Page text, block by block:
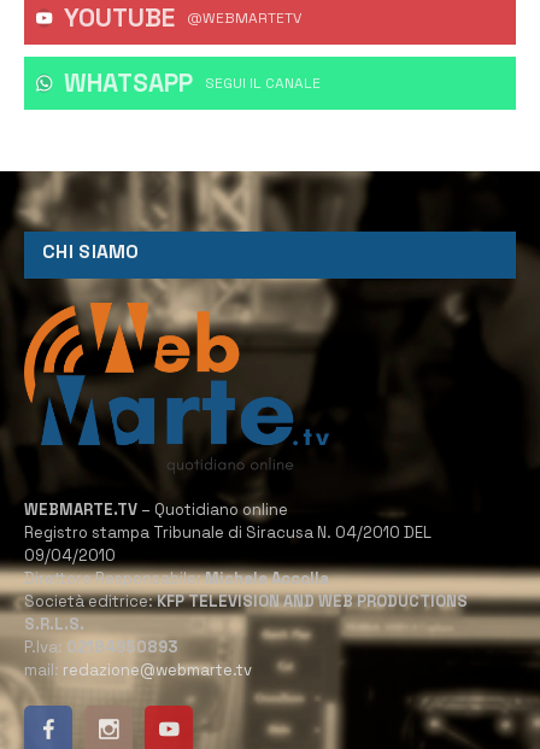
YOUTUBE @WEBMARTETV
WHATSAPP ‎SEGUI IL CANALE
CHI SIAMO
WEBMARTE.TV – Quotidiano online
Registro stampa Tribunale di Siracusa N. 04/2010 DEL
09/04/2010
Direttore Responsabile:Michele Accolla
Società editrice:KFP TELEVISION AND WEB PRODUCTIONS
S.R.L.S.
P.Iva: 02184950893
mail: redazione@webmarte.tv